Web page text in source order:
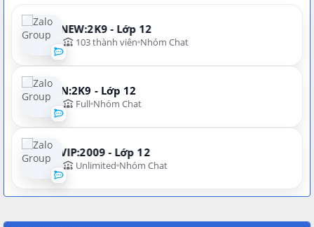
NEW:2K9 - Lớp 12
103 thành viên Nhóm Chat
N:2K9 - Lớp 12
Full Nhóm Chat
VIP:2009 - Lớp 12
Unlimited Nhóm Chat